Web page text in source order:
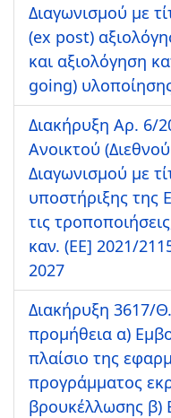
Διαγωνισμού με
(ex post)
και αξιολόγηση
going)
Διακήρυξη Αρ. 6/
Ανοικτού
Διαγωνισμού με
υποστήριξης της
τις
καν. (ΕΕ] 2021/
2027
Διακήρυξη 3617/
προμήθεια α)
πλαίσιο της
προγράμματος
βρουκέλλωσης β)